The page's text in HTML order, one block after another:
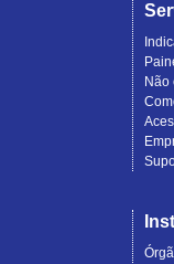
Não